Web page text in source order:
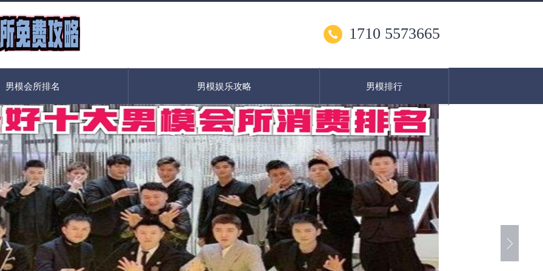
1710 5573665
男模会所排名 男模娱乐攻略 男模排行